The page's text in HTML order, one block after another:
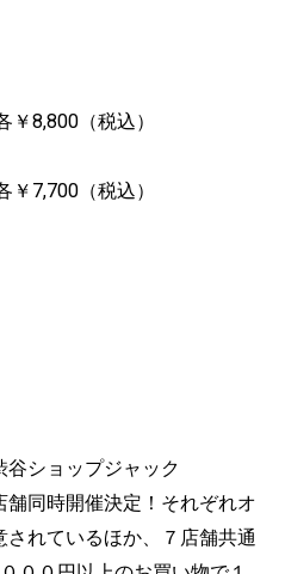
8,800（税込）
7,700（税込）
ショップジャック
同時開催決定！それぞれオ
されているほか、７店舗共通